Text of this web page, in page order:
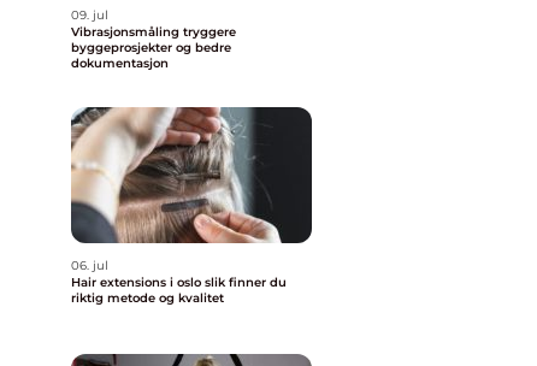
09. jul
Vibrasjonsmåling tryggere
byggeprosjekter og bedre
dokumentasjon
06. jul
Hair extensions i oslo slik finner du
riktig metode og kvalitet